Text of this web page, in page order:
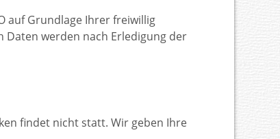
auf Grundlage Ihrer freiwillig
werden nach Erledigung der
findet nicht statt. Wir geben Ihre